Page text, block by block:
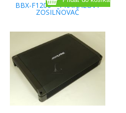
BBX-F1200 - 4-KANÁLOVÝ
ZOSILŇOVAČ